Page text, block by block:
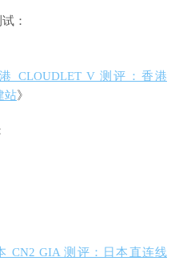
：
港 CLOUDLET V 测评：香港
站》
CN2 GIA 测评：日本直连线